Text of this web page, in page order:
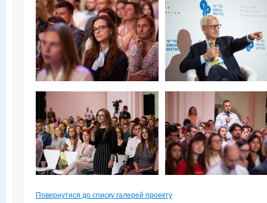
Повернутися до списку галерей проекту